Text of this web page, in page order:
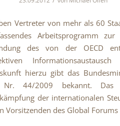
Vertreter von mehr als 60
Arbeitsprogramm
des von der OECD
Informationsaustausch
hierzu gibt das
Nr. 44/2009 bekannt. Das
der internationalen
Vorsitzenden des Global